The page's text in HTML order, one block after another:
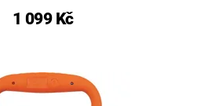
1 099 Kč